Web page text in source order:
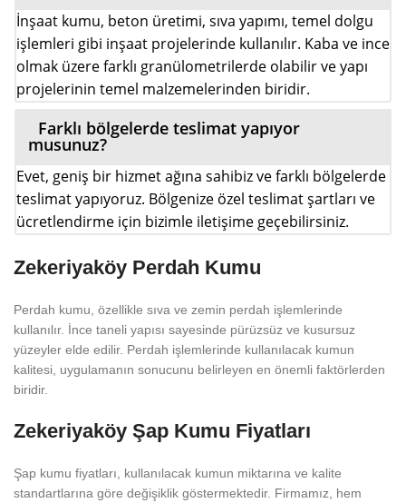
İnşaat kumu, beton üretimi, sıva yapımı, temel dolgu
işlemleri gibi inşaat projelerinde kullanılır. Kaba ve ince
olmak üzere farklı granülometrilerde olabilir ve yapı
projelerinin temel malzemelerinden biridir.
Farklı bölgelerde teslimat yapıyor
musunuz?
Evet, geniş bir hizmet ağına sahibiz ve farklı bölgelerde
teslimat yapıyoruz. Bölgenize özel teslimat şartları ve
ücretlendirme için bizimle iletişime geçebilirsiniz.
Zekeriyaköy Perdah Kumu
Perdah kumu, özellikle sıva ve zemin perdah işlemlerinde
kullanılır. İnce taneli yapısı sayesinde pürüzsüz ve kusursuz
yüzeyler elde edilir. Perdah işlemlerinde kullanılacak kumun
kalitesi, uygulamanın sonucunu belirleyen en önemli faktörlerden
biridir.
Zekeriyaköy Şap Kumu Fiyatları
Şap kumu fiyatları, kullanılacak kumun miktarına ve kalite
standartlarına göre değişiklik göstermektedir. Firmamız, hem